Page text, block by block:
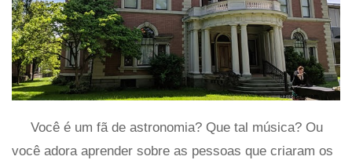
Você é um fã de astronomia? Que tal música? Ou
você adora aprender sobre as pessoas que criaram os